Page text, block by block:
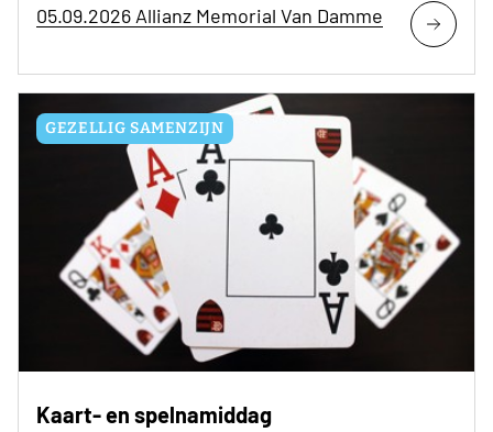
05.09.2026 Allianz Memorial Van Damme
GEZELLIG SAMENZIJN
Kaart- en spelnamiddag